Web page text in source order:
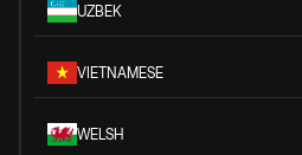
UZBEK
VIETNAMESE
WELSH